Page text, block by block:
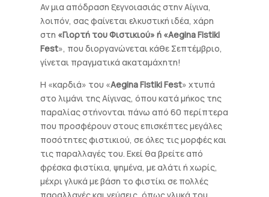
Αν μια απόδραση ξεγνοιασιάς στην Αίγινα,
λοιπόν, σας φαίνεται ελκυστική ιδέα, χάρη
στη «Γιορτή του Φιστικιού» ή «Aegina Fistiki
Fest», που διοργανώνεται κάθε Σεπτέμβριο,
γίνεται πραγματικά ακαταμάχητη!
Η «καρδιά» του «Aegina Fistiki Fest» χτυπά
στο λιμάνι της Αίγινας, όπου κατά μήκος της
παραλίας στήνονται πάνω από 60 περίπτερα
που προσφέρουν στους επισκέπτες μεγάλες
ποσότητες φιστικιού, σε όλες τις μορφές και
τις παραλλαγές του. Εκεί θα βρείτε από
φρέσκα φιστίκια, ψημένα, με αλάτι ή χωρίς,
μέχρι γλυκά με βάση το φιστίκι σε πολλές
παραλλαγές και γεύσεις, όπως γλυκά του